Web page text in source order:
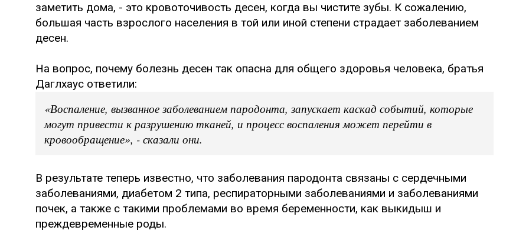
заметить дома, - это кровоточивость десен, когда вы чистите зубы. К сожалению,
большая часть взрослого населения в той или иной степени страдает заболеванием
десен.
На вопрос, почему болезнь десен так опасна для общего здоровья человека, братья
Даглхаус ответили:
«Воспаление, вызванное заболеванием пародонта, запускает каскад событий, которые
могут привести к разрушению тканей, и процесс воспаления может перейти в
кровообращение», - сказали они.
В результате теперь известно, что заболевания пародонта связаны с сердечными
заболеваниями, диабетом 2 типа, респираторными заболеваниями и заболеваниями
почек, а также с такими проблемами во время беременности, как выкидыш и
преждевременные роды.